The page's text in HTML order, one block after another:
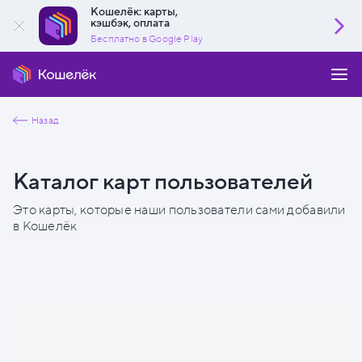
Кошелёк: карты,
кэшбэк, оплата
Бесплатно в Google Play
Назад
Каталог карт пользователей
Это карты, которые наши пользователи сами добавили
в Кошелёк